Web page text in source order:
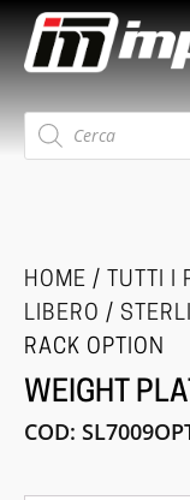
Ricerca
prodotti
HOME / TUTTI I
LIBERO /
RACK OPTION
WEIGHT
COD: